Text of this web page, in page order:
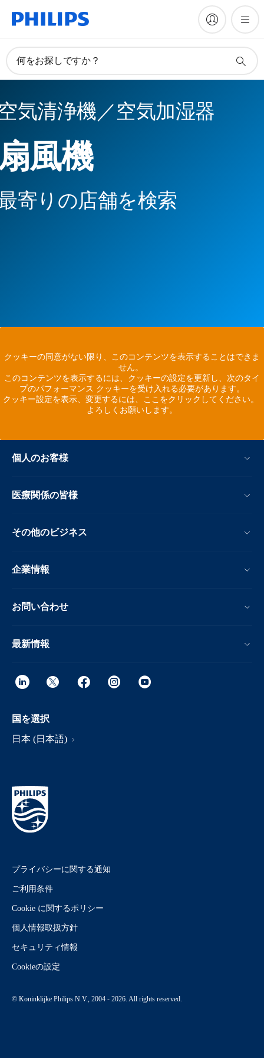
何をお探しですか？
気清浄機／空気加湿器
風機
寄りの店舗を検索
クッキーの同意がない限り、このコンテンツを表示することはできま
せん。
このコンテンツを表示するには、クッキーの設定を更新し、次のタイ
プのパフォーマンス クッキーを受け入れる必要があります。
クッキー設定を表示、変更するには、ここをクリックしてください。
よろしくお願いします。
個人のお客様
医療関係の皆様
その他のビジネス
企業情報
お問い合わせ
最新情報
国を選択
日本 (日本語)
プライバシーに関する通知
ご利用条件
Cookie に関するポリシー
個人情報取扱方針
セキュリティ情報
Cookieの設定
© Koninklijke Philips N.V., 2004 - 2026. All rights reserved.